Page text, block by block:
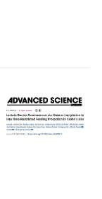
蛋白乳酸化”通路